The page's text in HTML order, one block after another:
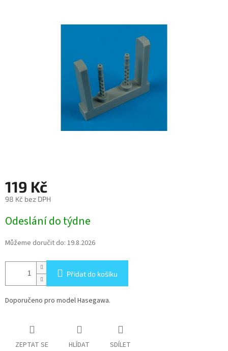
119 Kč
98 Kč bez DPH
cena:
Odeslání do týdne
Můžeme doručit do: 19.8.2026
Přidat do košíku
Doporučeno pro model Hasegawa.
ZEPTAT SE HLÍDAT SDÍLET